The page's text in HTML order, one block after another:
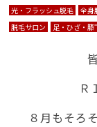
光・フラッシュ脱毛
全身
脱毛サロン
足・ひざ・膝
Ｒ
８月もそろ